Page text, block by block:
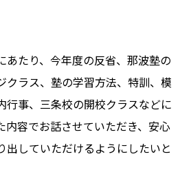
あたり、今年度の反省、那波塾の
クラス、塾の学習方法、特訓、模
行事、三条校の開校クラスなどに
内容でお話させていただき、安心
出していただけるようにしたいと